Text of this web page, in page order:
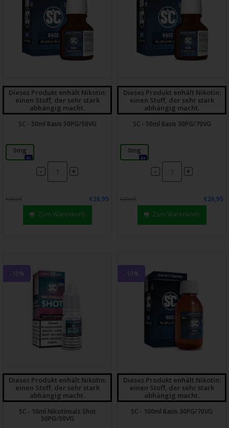
Dieses Produkt enhält Nikotin:
einen Stoff, der sehr stark
abhängig macht.
SC - 50ml Basis 50PG/50VG
0mg
9x
- +
€29,95
€26,95
Zum Warenkorb
Dieses Produkt enhält Nikotin:
einen Stoff, der sehr stark
abhängig macht.
SC - 50ml Basis 30PG/70VG
0mg
6x
- +
€29,95
€26,95
Zum Warenkorb
-10%
Dieses Produkt enhält Nikotin:
einen Stoff, der sehr stark
abhängig macht.
SC - 10ml Nikotinsalz Shot
50PG/50VG
-10%
Dieses Produkt enhält Nikotin:
einen Stoff, der sehr stark
abhängig macht.
SC - 100ml Basis 30PG/70VG